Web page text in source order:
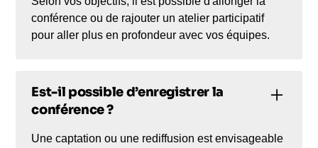
conférence ou de rajouter un atelier participatif
pour aller plus en profondeur avec vos équipes.
Est-il possible d’enregistrer la
conférence ?
Une captation ou une rediffusion est envisageable